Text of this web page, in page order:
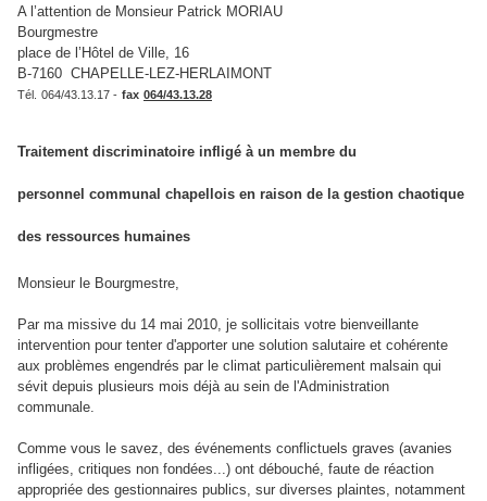
A l’attention de Monsieur Patrick MORIAU
Bourgmestre
place de l’Hôtel de Ville, 16
B‑7160 CHAPELLE‑LEZ‑HERLAIMONT
Tél. 064/43.13.17 - fax 064/43.13.28
Traitement discriminatoire infligé à un membre du
personnel communal chapellois en raison de la gestion chaotique
des ressources humaines
Monsieur le Bourgmestre,
Par ma missive du 14 mai 2010, je sollicitais votre bienveillante
intervention pour tenter d'apporter une solution salutaire et cohérente
aux problèmes engendrés par le climat particulièrement malsain qui
sévit depuis plusieurs mois déjà au sein de l'Administration
communale.
Comme vous le savez, des événements conflictuels graves (avanies
infligées, critiques non fondées...) ont débouché, faute de réaction
appropriée des gestionnaires publics, sur diverses plaintes, notamment